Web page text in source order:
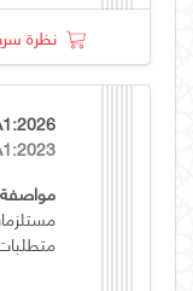
نظرة